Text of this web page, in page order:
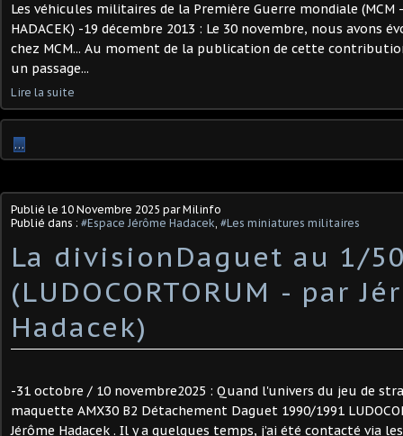
Les véhicules militaires de la Première Guerre mondiale (MCM
HADACEK) -19 décembre 2013 : Le 30 novembre, nous avons
chez MCM... Au moment de la publication de cette
un passage...
Lire la suite
…
Publié le 10 Novembre 2025 par Milinfo
Publié dans : #Espace Jérôme Hadacek, #Les miniatures militaires
La divisionDaguet au 1/
(LUDOCORTORUM - par
Hadacek)
-31 octobre / 10 novembre2025 : Quand l'univers du jeu de
maquette AMX30 B2 Détachement Daguet 1990/1991
Jérôme Hadacek . Il y a quelques temps, j’ai été contacté via